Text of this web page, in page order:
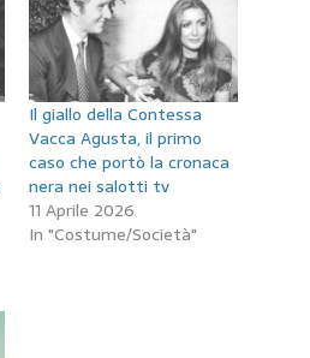
Il giallo della Contessa
Vacca Agusta, il primo
caso che portò la cronaca
nera nei salotti tv
11 Aprile 2026
In "Costume/Società"